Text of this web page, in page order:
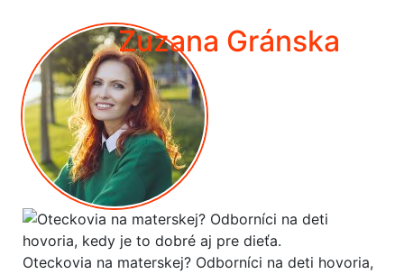
Zuzana Gránska
Oteckovia na materskej? Odborníci na deti hovoria,